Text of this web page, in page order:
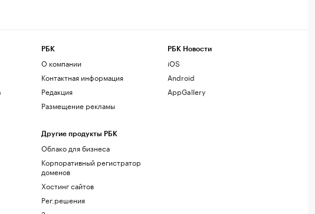
РБК
О компании
Контактная информация
Редакция
Размещение рекламы
Другие продукты РБК
Облако для бизнеса
Корпоративный регистратор
доменов
Хостинг сайтов
Рег.решения
РБК Новости
iOS
Android
AppGallery